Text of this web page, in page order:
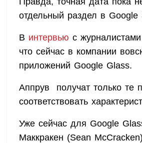
отдельный раздел в
В интервью с
что сейчас в компании
приложений Google Glass.
Аппрув получат только те
соответствовать
Уже сейчас для Google
Маккракен (Sean